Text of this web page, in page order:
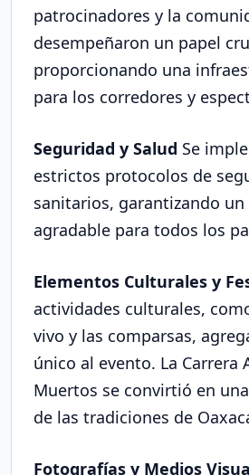
patrocinadores y la
desempeñaron un papel
proporcionando una
para los corredores y
Seguridad y Salud Se
estrictos protocolos de
sanitarios, garantizando
agradable para todos los
Elementos Culturales y
actividades culturales,
vivo y las comparsas,
único al evento. La Carrera
Muertos se convirtió en
de las tradiciones de
Fotografías y Medios